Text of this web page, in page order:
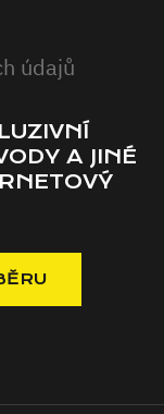
údajů
A JINÉ